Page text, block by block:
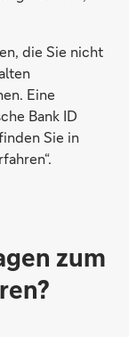
die Sie nicht
Eine
Bank ID
Sie in
zum